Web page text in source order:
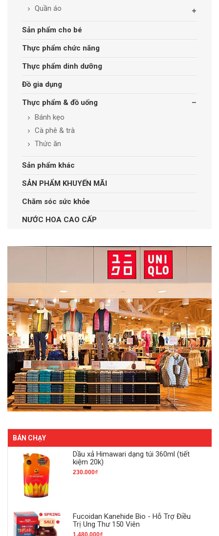
Quần áo
Sản phẩm cho bé
Thực phẩm chức năng
Thực phẩm dinh dưỡng
Đồ gia dụng
Thực phẩm & đồ uống
Bánh kẹo
Cà phê & trà
Thức ăn
Sản phẩm khác
SẢN PHẨM KHUYẾN MÃI
Chăm sóc sức khỏe
NƯỚC HOA CAO CẤP
BÁN CHẠY
Dầu xả Himawari dạng túi 360ml (tiết
kiệm 20k)
230.000₫
Fucoidan Kanehide Bio - Hỗ Trợ Điều
Trị Ung Thư 150 Viên
1.480.000₫